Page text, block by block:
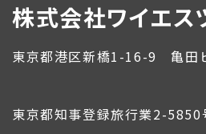
株式会社ワイエス
東京都港区新橋1-16-9 亀田
東京都知事登録旅行業2-5850